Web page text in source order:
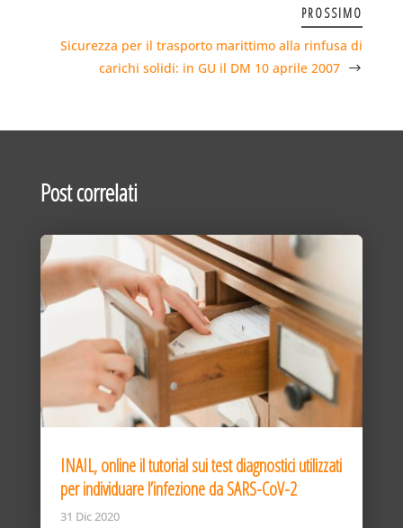
PROSSIMO
Sicurezza per il trasporto marittimo alla rinfusa di
carichi solidi: in GU il DM 10 aprile 2007
Post correlati
INAIL, online il tutorial sui test diagnostici utilizzati
per individuare l’infezione da SARS-CoV-2
31 Dic 2020